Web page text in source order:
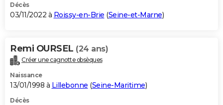
Décès
03/11/2022 à Roissy-en-Brie (Seine-et-Marne)
Remi OURSEL (24 ans)
Créer une cagnotte obsèques
Naissance
13/01/1998 à Lillebonne (Seine-Maritime)
Décès